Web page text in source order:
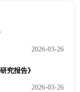
2026-03-26
究报告》
2026-03-26